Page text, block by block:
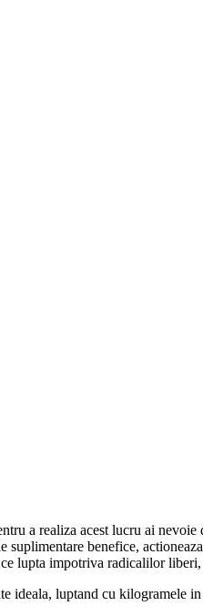
a realiza acest lucru ai
benefice,
lupta impotriva radicalilor
ideala, luptand cu kilogramele